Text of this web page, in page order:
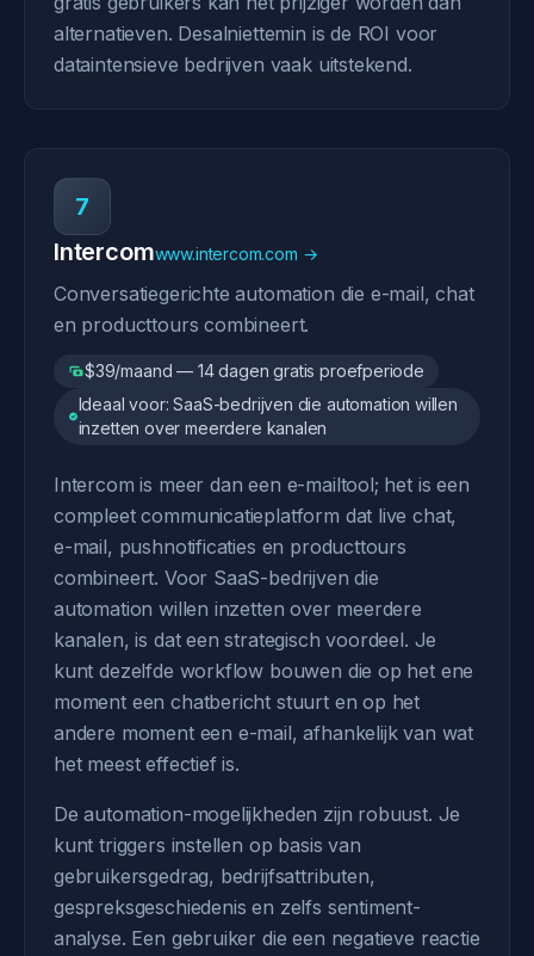
alternatieven. Desalniettemin is de ROI voor
dataintensieve bedrijven vaak uitstekend.
7
Intercomwww.intercom.com →
Conversatiegerichte automation die e-mail, chat
en producttours combineert.
$39/maand — 14 dagen gratis proefperiode
Ideaal voor: SaaS-bedrijven die automation willen
inzetten over meerdere kanalen
Intercom is meer dan een e-mailtool; het is een
compleet communicatieplatform dat live chat,
e-mail, pushnotificaties en producttours
combineert. Voor SaaS-bedrijven die
automation willen inzetten over meerdere
kanalen, is dat een strategisch voordeel. Je
kunt dezelfde workflow bouwen die op het ene
moment een chatbericht stuurt en op het
andere moment een e-mail, afhankelijk van wat
het meest effectief is.
De automation-mogelijkheden zijn robuust. Je
kunt triggers instellen op basis van
gebruikersgedrag, bedrijfsattributen,
gespreksgeschiedenis en zelfs sentiment-
analyse. Een gebruiker die een negatieve reactie